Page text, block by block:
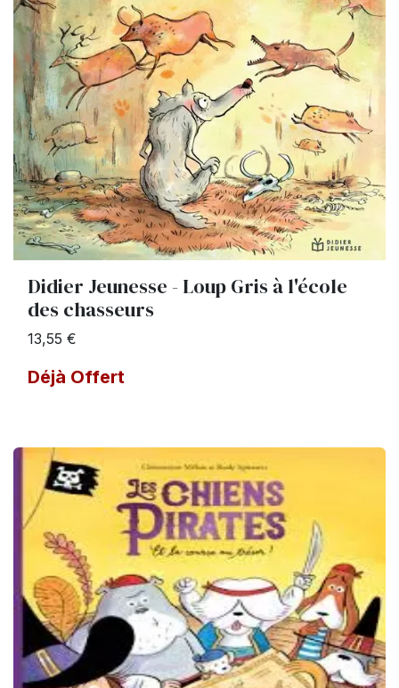
Didier Jeunesse - Loup Gris à l'école
des chasseurs
13,55 €
Déjà Offert